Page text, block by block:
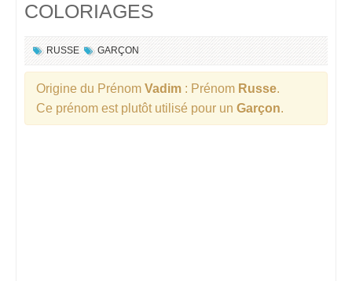
COLORIAGES
RUSSE GARÇON
Origine du Prénom Vadim : Prénom Russe.
Ce prénom est plutôt utilisé pour un Garçon.